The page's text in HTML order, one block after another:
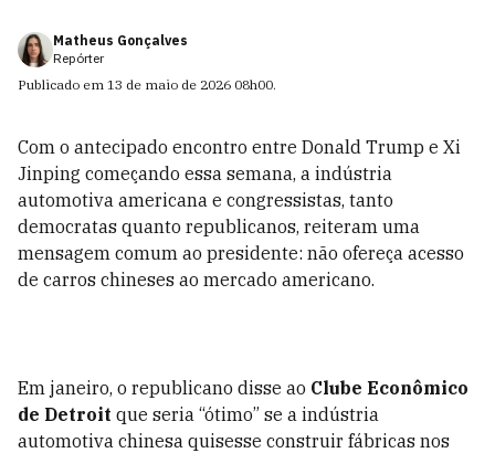
Matheus Gonçalves
Repórter
Publicado em 13 de maio de 2026 08h00.
Com o antecipado encontro entre Donald Trump e Xi
Jinping começando essa semana, a indústria
automotiva americana e congressistas, tanto
democratas quanto republicanos, reiteram uma
mensagem comum ao presidente: não ofereça acesso
de carros chineses ao mercado americano.
Em janeiro, o republicano disse ao Clube Econômico
de Detroit que seria “ótimo” se a indústria
automotiva chinesa quisesse construir fábricas nos